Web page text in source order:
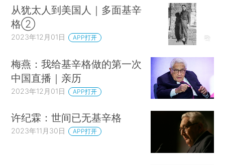
从犹太人到美国人｜多面基辛
格②
2023年12月01日 APP打开
梅燕：我给基辛格做的第一次
中国直播｜亲历
2023年12月01日 APP打开
许纪霖：世间已无基辛格
2023年11月30日 APP打开